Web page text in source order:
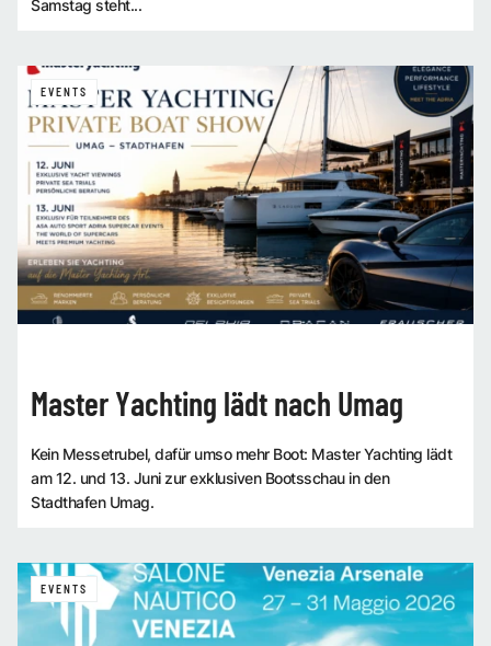
Samstag steht...
EVENTS
Master Yachting lädt nach Umag
Kein Messetrubel, dafür umso mehr Boot: Master Yachting lädt
am 12. und 13. Juni zur exklusiven Bootsschau in den
Stadthafen Umag.
EVENTS